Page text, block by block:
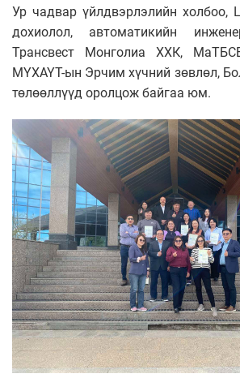
Ур чадвар үйлдвэрлэлийн холбоо,
дохиолол, автоматикийн
Трансвест Монголиа ХХК,
МҮХАҮТ-ын Эрчим хүчний зөвлөл,
төлөөллүүд оролцож байгаа юм.